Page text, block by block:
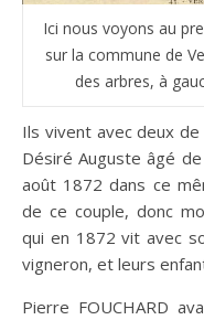
Ici nous voyons au
sur la commune de
des arbres, à
Ils vivent avec deux
Désiré Auguste âgé
août 1872 dans ce
de ce couple, donc
qui en 1872 vit avec
vigneron, et leurs
Pierre FOUCHARD